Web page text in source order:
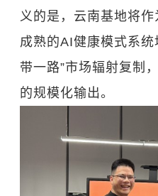
义的是，云南基地将作
成熟的AI健康模式系
带一路”市场辐射复制
的规模化输出。